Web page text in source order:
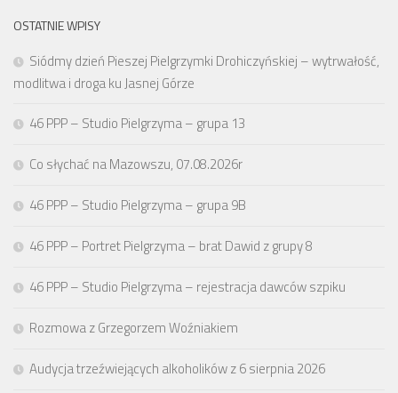
OSTATNIE WPISY
Siódmy dzień Pieszej Pielgrzymki Drohiczyńskiej – wytrwałość,
modlitwa i droga ku Jasnej Górze
46 PPP – Studio Pielgrzyma – grupa 13
Co słychać na Mazowszu, 07.08.2026r
46 PPP – Studio Pielgrzyma – grupa 9B
46 PPP – Portret Pielgrzyma – brat Dawid z grupy 8
46 PPP – Studio Pielgrzyma – rejestracja dawców szpiku
Rozmowa z Grzegorzem Woźniakiem
Audycja trzeźwiejących alkoholików z 6 sierpnia 2026